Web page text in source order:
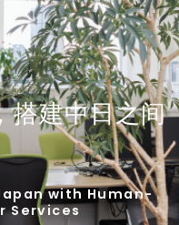
搭建中日之间
with Human-
Services